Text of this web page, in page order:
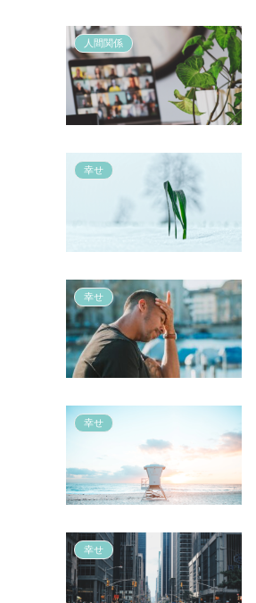
人間関係
幸せ
幸せ
幸せ
幸せ